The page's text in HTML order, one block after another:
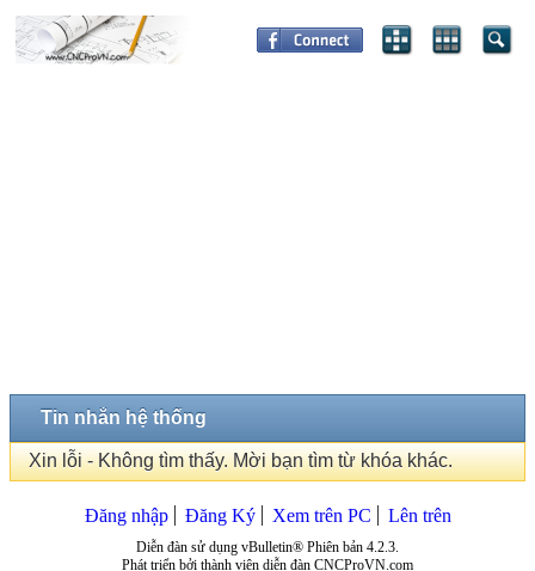
Tin nhắn hệ thống
Xin lỗi - Không tìm thấy. Mời bạn tìm từ khóa khác.
Đăng nhập Đăng Ký Xem trên PC Lên trên
Diễn đàn sử dụng vBulletin® Phiên bản 4.2.3.
Phát triển bởi thành viên diễn đàn CNCProVN.com